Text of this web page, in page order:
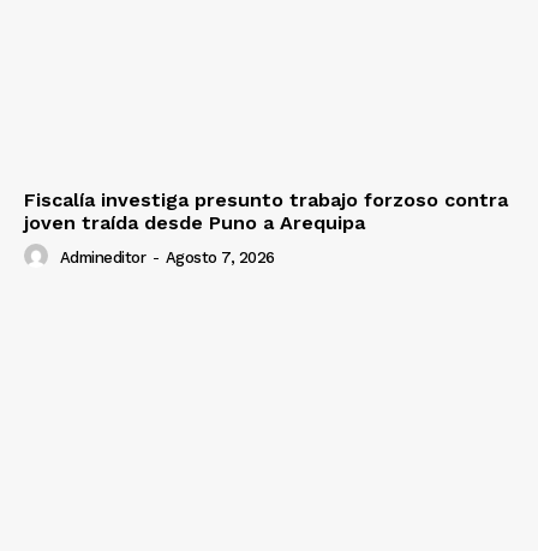
Fiscalía investiga presunto trabajo forzoso contra
joven traída desde Puno a Arequipa
Admineditor - Agosto 7, 2026